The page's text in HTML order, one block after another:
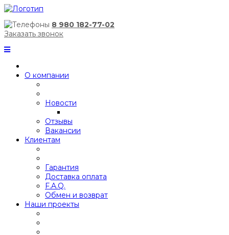
8 980 182-77-02
Заказать звонок
О компании
Новости
Отзывы
Вакансии
Клиентам
Гарантия
Доставка оплата
F.A.Q.
Обмен и возврат
Наши проекты